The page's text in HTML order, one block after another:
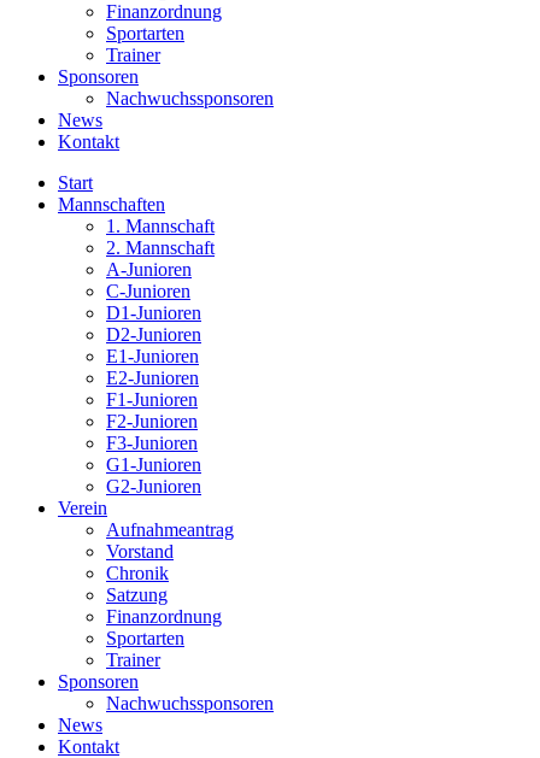
Finanzordnung
Sportarten
Trainer
Sponsoren
Nachwuchssponsoren
News
Kontakt
Start
Mannschaften
1. Mannschaft
2. Mannschaft
A-Junioren
C-Junioren
D1-Junioren
D2-Junioren
E1-Junioren
E2-Junioren
F1-Junioren
F2-Junioren
F3-Junioren
G1-Junioren
G2-Junioren
Verein
Aufnahmeantrag
Vorstand
Chronik
Satzung
Finanzordnung
Sportarten
Trainer
Sponsoren
Nachwuchssponsoren
News
Kontakt